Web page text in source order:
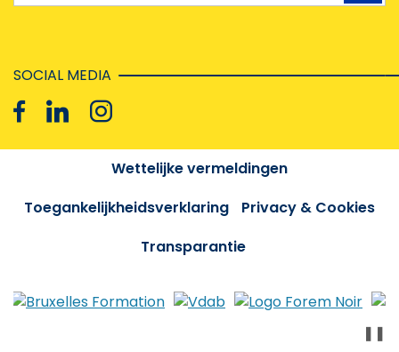
SOCIAL MEDIA
Wettelijke vermeldingen
Toegankelijkheidsverklaring
Privacy & Cookies
Transparantie
❚❚